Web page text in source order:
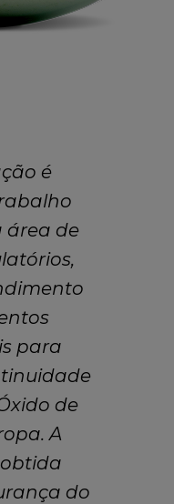
é
área de
para
de
A
do